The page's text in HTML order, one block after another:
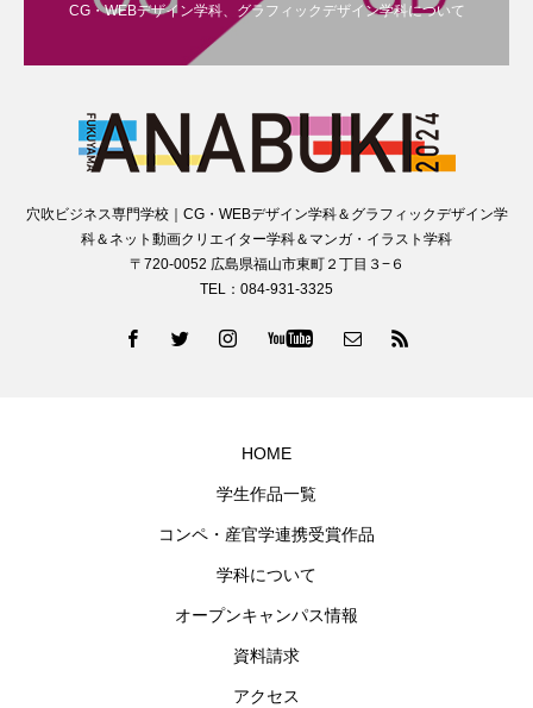
CG・WEBデザイン学科、グラフィックデザイン学科について
穴吹ビジネス専門学校｜CG・WEBデザイン学科＆グラフィックデザイン学
科＆ネット動画クリエイター学科＆マンガ・イラスト学科
〒720-0052 広島県福山市東町２丁目３−６
TEL：084-931-3325
HOME
学生作品一覧
コンペ・産官学連携受賞作品
学科について
オープンキャンパス情報
資料請求
アクセス